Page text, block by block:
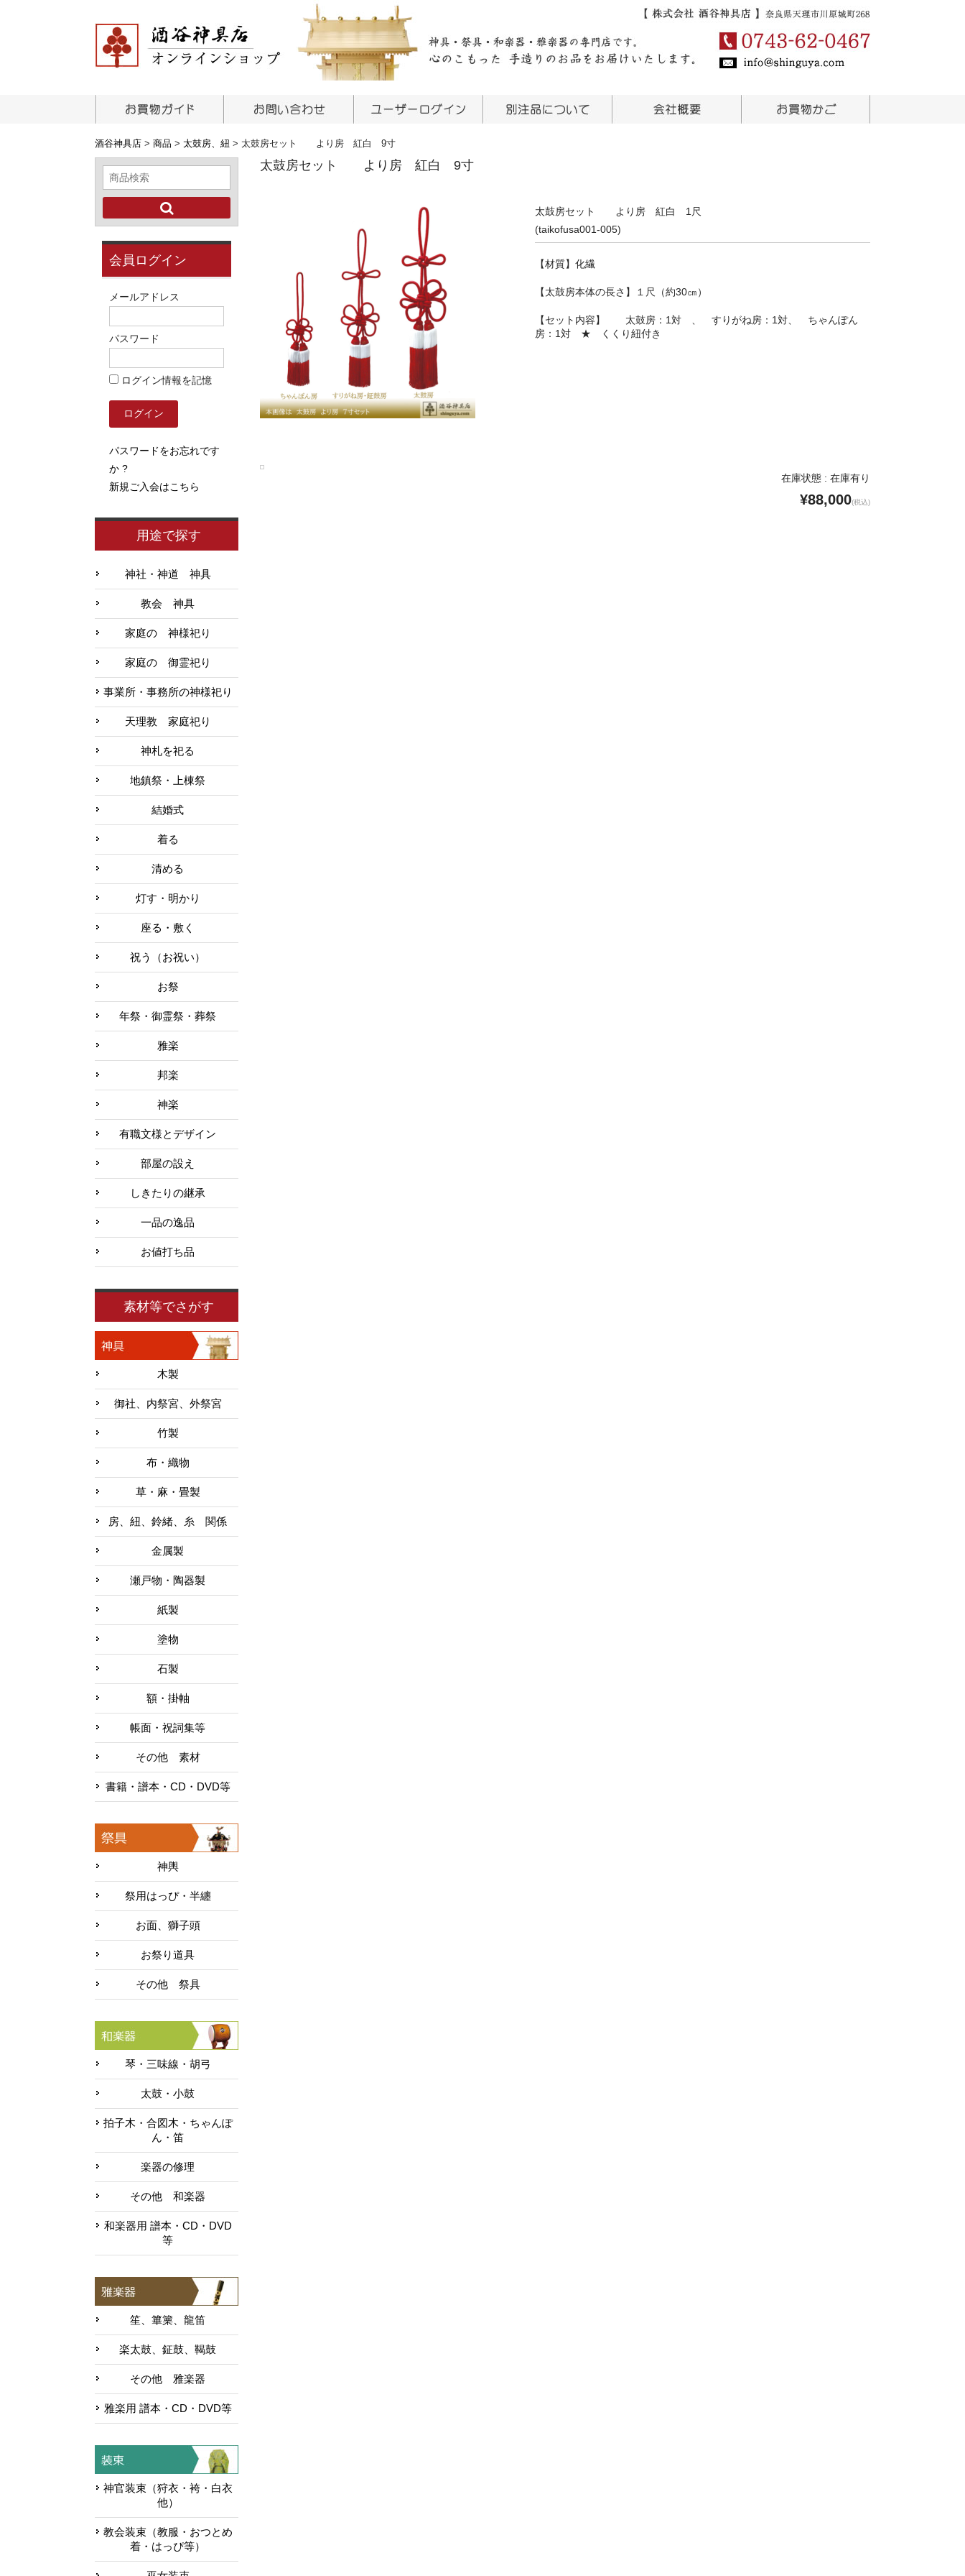
酒谷神具店 > 商品 > 太鼓房、紐 > 太鼓房セット より房 紅白 9寸
太鼓房セット より房 紅白 9寸
太鼓房セット より房 紅白 1尺
(taikofusa001-005)
【材質】化繊
【太鼓房本体の長さ】１尺（約30㎝）
【セット内容】 太鼓房：1対 、 すりがね房：1対、 ちゃんぽん
房：1対 ★ くくり紐付き
在庫状態 : 在庫有り
¥88,000(税込)
会員ログイン
メールアドレス
パスワード
ログイン情報を記憶
パスワードをお忘れです
か ?
新規ご入会はこちら
用途で探す
神社・神道 神具
教会 神具
家庭の 神様祀り
家庭の 御霊祀り
事業所・事務所の神様祀り
天理教 家庭祀り
神札を祀る
地鎮祭・上棟祭
結婚式
着る
清める
灯す・明かり
座る・敷く
祝う（お祝い）
お祭
年祭・御霊祭・葬祭
雅楽
邦楽
神楽
有職文様とデザイン
部屋の設え
しきたりの継承
一品の逸品
お値打ち品
素材等でさがす
木製
御社、内祭宮、外祭宮
竹製
布・織物
草・麻・畳製
房、紐、鈴緒、糸 関係
金属製
瀬戸物・陶器製
紙製
塗物
石製
額・掛軸
帳面・祝詞集等
その他 素材
書籍・譜本・CD・DVD等
神輿
祭用はっぴ・半纏
お面、獅子頭
お祭り道具
その他 祭具
琴・三味線・胡弓
太鼓・小鼓
拍子木・合図木・ちゃんぽ
ん・笛
楽器の修理
その他 和楽器
和楽器用 譜本・CD・DVD
等
笙、篳篥、龍笛
楽太鼓、鉦鼓、鞨鼓
その他 雅楽器
雅楽用 譜本・CD・DVD等
神官装束（狩衣・袴・白衣
他）
教会装束（教服・おつとめ
着・はっぴ等）